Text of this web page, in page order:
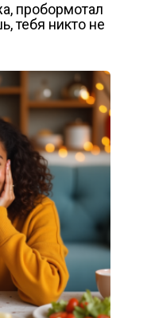
пробормотал
тебя никто не